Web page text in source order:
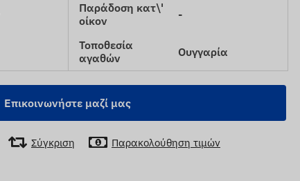
Παράδοση κατ\'
οίκον
-
Τοποθεσία
αγαθών
Ουγγαρία
Επικοινωνήστε μαζί μας
Σύγκριση Παρακολούθηση τιμών